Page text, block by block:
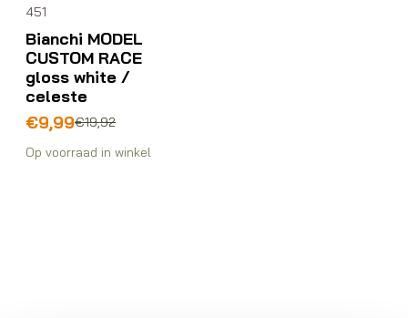
451
Bianchi MODEL
CUSTOM RACE
gloss white /
celeste
€19,92
Oorspronkelijke
was:
€9,99
Huidige
is:
Op voorraad in winkel